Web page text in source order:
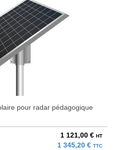
pour radar pédagogique
1 121,00 € HT
1 345,20 € TTC